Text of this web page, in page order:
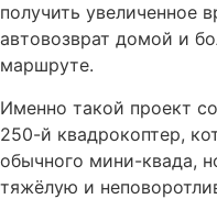
получить увеличенное
автовозврат домой и
маршруте.
Именно такой проект
250-й квадрокоптер,
обычного мини-квада,
тяжёлую и